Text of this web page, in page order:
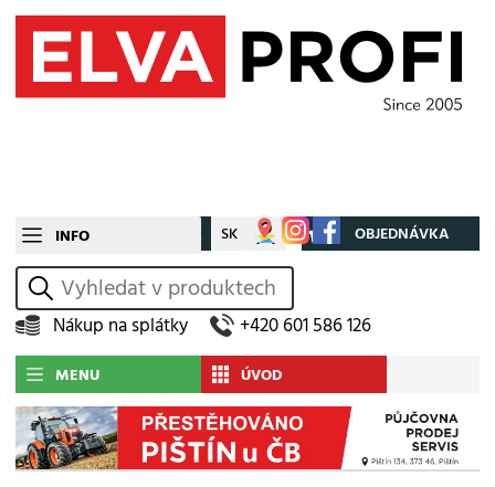
INFO CZ SK Můj účet OBJEDNÁVKA
vyhledat
Nákup na splátky +420 601 586 126
MENU ÚVOD